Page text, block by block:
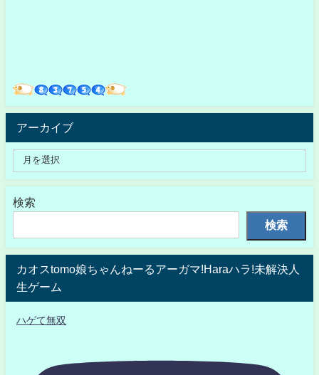
アーカイブ
検索
検索
カオスtomo娘ちゃんねーるアーガマ!Haraハラ!未解決人
生ゲーム
ハゲて無双